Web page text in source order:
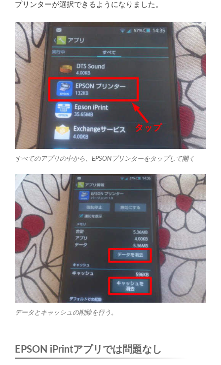
プリンターが選択できるようになりました。
すべてのアプリの中から、EPSONプリンターをタップして開く
データとキャッシュの削除を行う。
EPSON iPrintアプリでは問題なし